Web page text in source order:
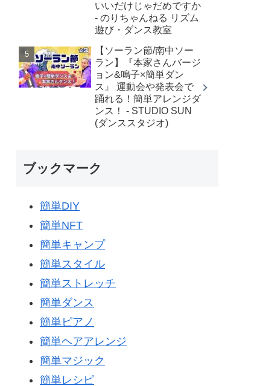
いいだけじゃだめですか
- のりちゃんねる リズム
遊び・ダンス教室
【ソーラン節/南中ソー
ラン】『本家さんバージ
ョン&鳴子×簡単ダン
ス』 運動会や発表会で
踊れる！簡単アレンジダ
ンス！ - STUDIO SUN
(ダンススタジオ)
ブックマーク
簡単DIY
簡単NFT
簡単キャンプ
簡単スタイル
簡単ストレッチ
簡単ダンス
簡単ピアノ
簡単ヘアアレンジ
簡単マジック
簡単レシピ